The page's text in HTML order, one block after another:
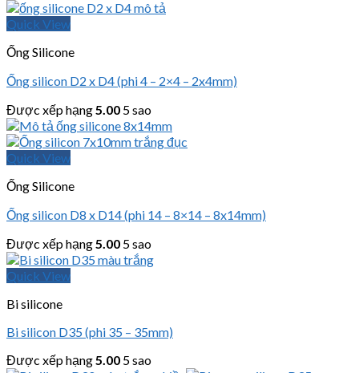
Quick View
Ống Silicone
Ống silicon D2 x D4 (phi 4 – 2×4 – 2x4mm)
Được xếp hạng 5.00 5 sao
Quick View
Ống Silicone
Ống silicon D8 x D14 (phi 14 – 8×14 – 8x14mm)
Được xếp hạng 5.00 5 sao
Quick View
Bi silicone
Bi silicon D35 (phi 35 – 35mm)
Được xếp hạng 5.00 5 sao